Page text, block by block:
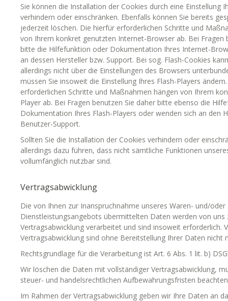
Sie können die Installation der Cookies durch eine Einstellung
verhindern oder einschränken. Ebenfalls können Sie bereits
jederzeit löschen. Die hierfür erforderlichen Schritte und
von Ihrem konkret genutzten Internet-Browser ab. Bei Fragen
bitte die Hilfefunktion oder Dokumentation Ihres Internet-
an dessen Hersteller bzw. Support. Bei sog. Flash-Cookies
allerdings nicht über die Einstellungen des Browsers
müssen Sie insoweit die Einstellung Ihres Flash-Players
erforderlichen Schritte und Maßnahmen hängen von Ihrem
Player ab. Bei Fragen benutzen Sie daher bitte ebenso die
Dokumentation Ihres Flash-Players oder wenden sich an den
Benutzer-Support.
Sollten Sie die Installation der Cookies verhindern oder
allerdings dazu führen, dass nicht sämtliche Funktionen
vollumfänglich nutzbar sind.
Vertragsabwicklung
Die von Ihnen zur Inanspruchnahme unseres Waren- und/oder
Dienstleistungsangebots übermittelten Daten werden von uns
Vertragsabwicklung verarbeitet und sind insoweit erforderlich.
Vertragsabwicklung sind ohne Bereitstellung Ihrer Daten nicht
Rechtsgrundlage für die Verarbeitung ist Art. 6 Abs. 1 lit. b)
Wir löschen die Daten mit vollständiger Vertragsabwicklung,
steuer- und handelsrechtlichen Aufbewahrungsfristen
Im Rahmen der Vertragsabwicklung geben wir Ihre Daten an